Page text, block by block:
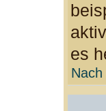
es
Nach